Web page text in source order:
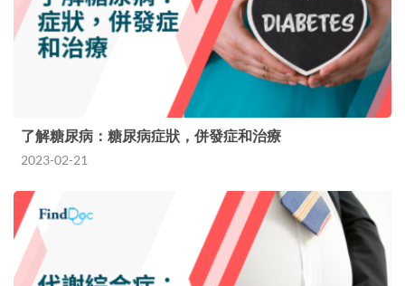
了解糖尿病：糖尿病症狀，併發症和治療
2023-02-21